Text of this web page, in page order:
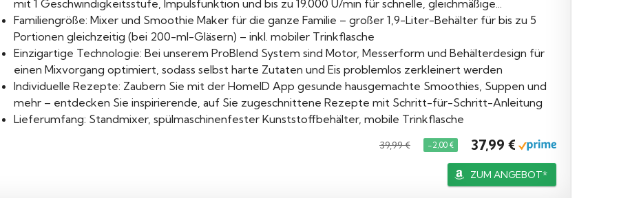
mit 1 Geschwindigkeitsstufe, Impulsfunktion und bis zu 19.000 U/min für schnelle, gleichmäßige...
Familiengröße: Mixer und Smoothie Maker für die ganze Familie – großer 1,9-Liter-Behälter für bis zu 5
Portionen gleichzeitig (bei 200-ml-Gläsern) – inkl. mobiler Trinkflasche
Einzigartige Technologie: Bei unserem ProBlend System sind Motor, Messerform und Behälterdesign für
einen Mixvorgang optimiert, sodass selbst harte Zutaten und Eis problemlos zerkleinert werden
Individuelle Rezepte: Zaubern Sie mit der HomeID App gesunde hausgemachte Smoothies, Suppen und
mehr – entdecken Sie inspirierende, auf Sie zugeschnittene Rezepte mit Schritt-für-Schritt-Anleitung
Lieferumfang: Standmixer, spülmaschinenfester Kunststoffbehälter, mobile Trinkflasche
39,99 € −2,00 € 37,99 €
ZUM ANGEBOT*